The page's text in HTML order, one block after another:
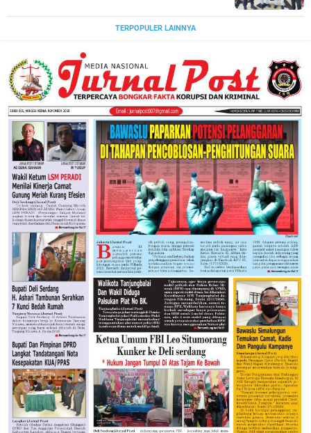
TERPOPULER LAINNYA